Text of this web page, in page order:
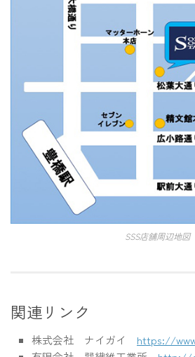
SSS店舗周辺地図
関連リンク
株式会社 ナイガイ https://